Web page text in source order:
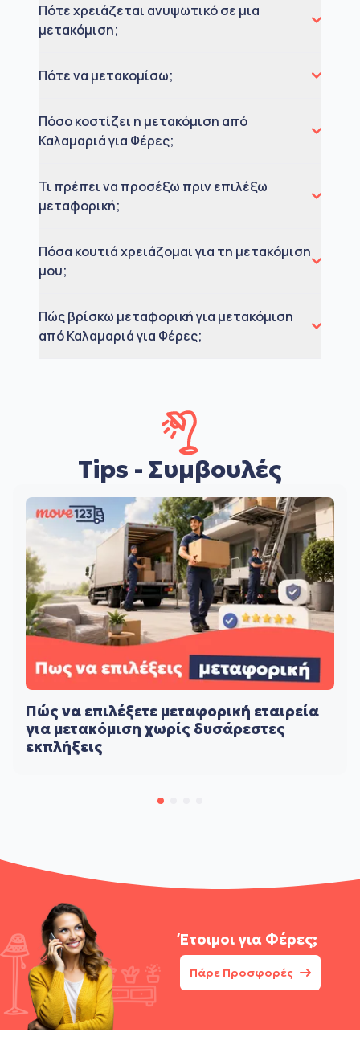
Πότε χρειάζεται ανυψωτικό σε μια
μετακόμιση;
Πότε να μετακομίσω;
Πόσο κοστίζει η μετακόμιση από
Καλαμαριά για Φέρες;
Τι πρέπει να προσέξω πριν επιλέξω
μεταφορική;
Πόσα κουτιά χρειάζομαι για τη μετακόμιση
μου;
Πώς βρίσκω μεταφορική για μετακόμιση
από Καλαμαριά για Φέρες;
Tips - Συμβουλές
Πώς να επιλέξετε μεταφορική εταιρεία
για μετακόμιση χωρίς δυσάρεστες
εκπλήξεις
Έτοιμοι για Φέρες;
Πάρε Προσφορές